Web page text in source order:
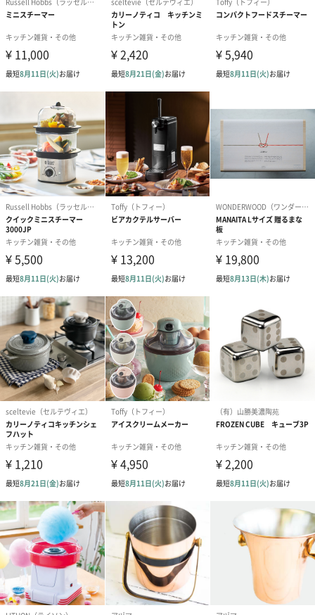
あり（275円）
包装紙
あり（275円）
メッセージカード
Happy Birthday（0円）
Merry Chiristmas（0
円）
いつもありが
円）
名入れ